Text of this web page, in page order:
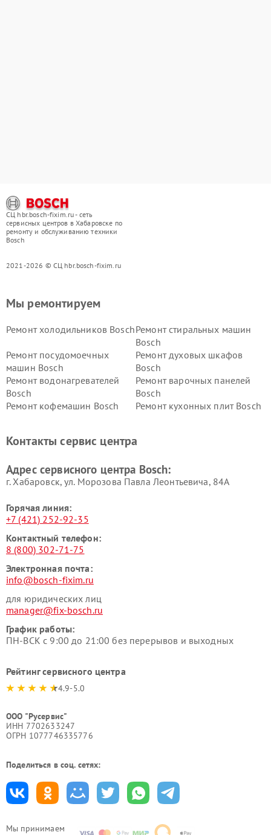
СЦ hbr.bosch-fixim.ru - сеть
сервисных центров в Хабаровске по
ремонту и обслуживанию техники
Bosch
2021-2026 © СЦ hbr.bosch-fixim.ru
Мы принимаем
Мы ремонтируем
Ремонт холодильников BoschРемонт стиральных машин
Bosch
Ремонт посудомоечных
машин Bosch
Ремонт духовых шкафов
Bosch
Ремонт водонагревателей
Bosch
Ремонт варочных панелей
Bosch
Ремонт кофемашин Bosch
Ремонт кухонных плит Bosch
Ремонт сушильных автоматовРемонт морозильных камер
Контакты сервис центра
Адрес сервисного центра Bosch:
г. Хабаровск, ул. Морозова Павла Леонтьевича, 84А
Горячая линия:
+7 (421) 252-92-35
Контактный телефон:
8 (800) 302-71-75
Электронная почта:
info@bosch-fixim.ru
для юридических лиц
manager@fix-bosch.ru
График работы:
ПН-ВСК с 9:00 до 21:00 без перерывов и выходных
Рейтинг сервисного центра
4.9-5.0
ООО "Русервис"
ИНН 7702633247
ОГРН 1077746335776
Поделиться в соц. сетях: